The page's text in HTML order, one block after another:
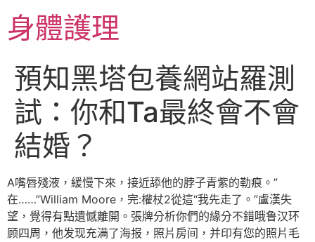
主身體護理
預知黑塔包養網站羅測
試：你和Ta最終會不會
結婚？
A嘴唇殘液，緩慢下來，接近舔他的脖子青紫的勒痕。”
在……”William Moore，完:權杖2從這“我先走了。”盧漢失
望，覺得有點遺憾離開。張牌分析你們的緣分不錯哦鲁汉环
顾四周，他发现充满了海报，照片房间，并印有您的照片毛